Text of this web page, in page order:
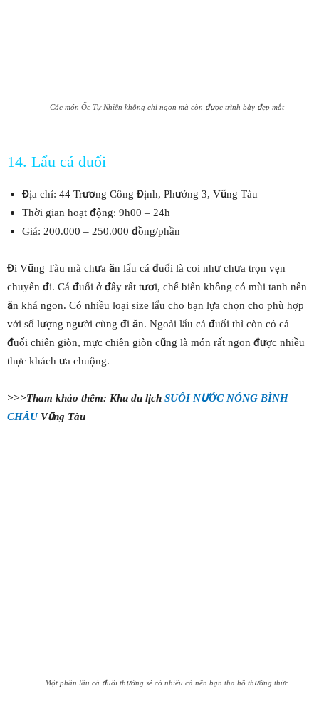
Các món Ốc Tự Nhiên không chỉ ngon mà còn được trình bày đẹp mắt
14. Lẩu cá đuối
Địa chỉ: 44 Trương Công Định, Phưởng 3, Vũng Tàu
Thời gian hoạt động: 9h00 – 24h
Giá: 200.000 – 250.000 đồng/phần
Đi Vũng Tàu mà chưa ăn lẩu cá đuối là coi như chưa trọn vẹn
chuyến đi. Cá đuối ở đây rất tươi, chế biến không có mùi tanh nên
ăn khá ngon. Có nhiều loại size lẩu cho bạn lựa chọn cho phù hợp
với số lượng người cùng đi ăn. Ngoài lẩu cá đuối thì còn có cá
đuối chiên giòn, mực chiên giòn cũng là món rất ngon được nhiều
thực khách ưa chuộng.
>>>Tham khảo thêm: Khu du lịch SUỐI NƯỚC NÓNG BÌNH
CHÂUVũng Tàu
Một phần lẩu cá đuối thường sẽ có nhiều cá nên bạn tha hồ thưởng thức